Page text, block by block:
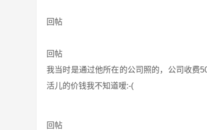
回帖
回帖
我当时是通过他所在的公司照的，公司收费
活儿的价钱我不知道嗳:-(
回帖